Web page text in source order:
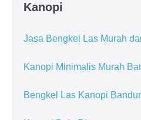
Kanopi
Jasa Bengkel Las Murah
Kanopi Minimalis Murah
Bengkel Las Kanopi